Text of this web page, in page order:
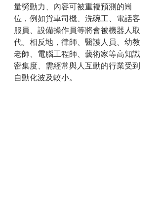
量勞動力、內容可被重複預測的崗
位，例如貨車司機、洗碗工、電話客
服員、設備操作員等將會被機器人取
代。相反地，律師、醫護人員、幼教
老師、電腦工程師、藝術家等高知識
密集度、需經常與人互動的行業受到
自動化波及較小。